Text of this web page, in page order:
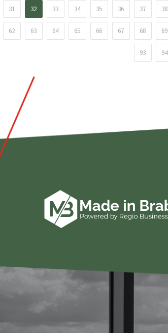
31 32 33 34 35 36 37 38
62 63 64 65 66 67 68 69
93 94